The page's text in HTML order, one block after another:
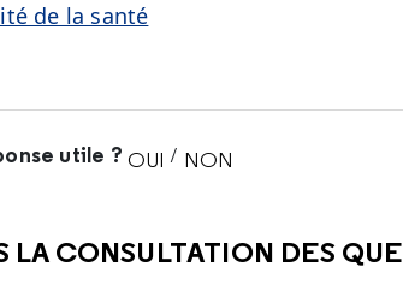
de la santé
utile ? OUI / NON
LA CONSULTATION DES